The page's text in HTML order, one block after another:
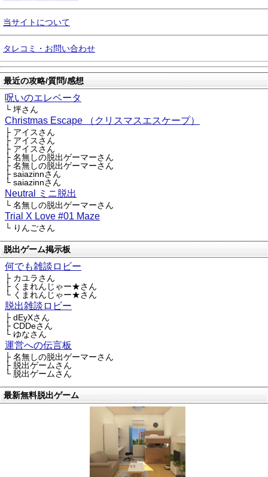
当サイトについて
タレコミ・お問い合わせ
最近の攻略/質問/感想
呪いのエレベータ
└ 坪さん
Christmas Escape （クリスマスエスケープ）
├ アイスさん
├ アイスさん
├ アイスさん
├ 名無しの脱出ゲーマーさん
├ 名無しの脱出ゲーマーさん
├ saiazinnさん
└ saiazinnさん
Neutral ミニ脱出
└ 名無しの脱出ゲーマーさん
Trial X Love #01 Maze
└ りんごさん
脱出ゲーム掲示板
何でも雑談ロビー
├ カユラさん
├ くまれんじゃー★さん
└ くまれんじゃー★さん
脱出雑談ロビー
├ dEyXさん
├ CDDeさん
└ ゆなさん
運営への伝言板
├ 名無しの脱出ゲーマーさん
├ 脱出ゲームさん
└ 脱出ゲームさん
最新無料脱出ゲーム